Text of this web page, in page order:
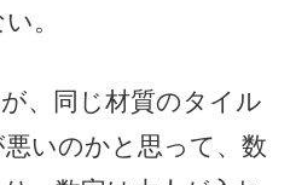
。
、同じ材質のタイル
いのかと思って、数